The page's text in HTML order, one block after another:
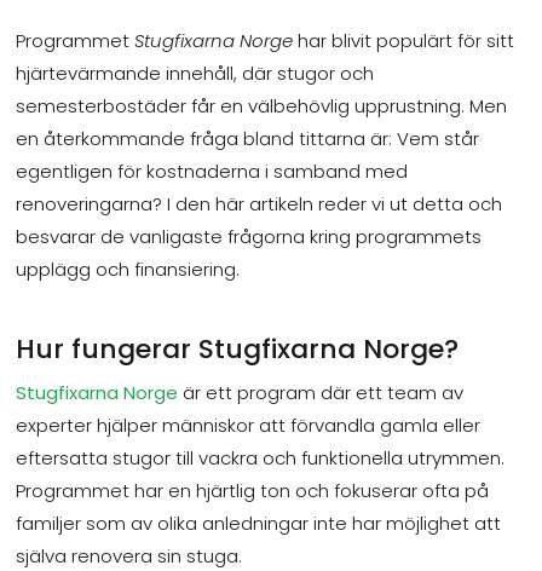
ProgrammetStugfixarna Norgehar blivit populärt för sitt
hjärtevärmande innehåll, där stugor och
semesterbostäder får en välbehövlig upprustning. Men
en återkommande fråga bland tittarna är: Vem står
egentligen för kostnaderna i samband med
renoveringarna? I den här artikeln reder vi ut detta och
besvarar de vanligaste frågorna kring programmets
upplägg och finansiering.
Hur fungerar Stugfixarna Norge?
Stugfixarna Norge är ett program där ett team av
experter hjälper människor att förvandla gamla eller
eftersatta stugor till vackra och funktionella utrymmen.
Programmet har en hjärtlig ton och fokuserar ofta på
familjer som av olika anledningar inte har möjlighet att
själva renovera sin stuga.